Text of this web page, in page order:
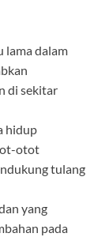
lama dalam
di sekitar
hidup
otot
tulang
yang
pada